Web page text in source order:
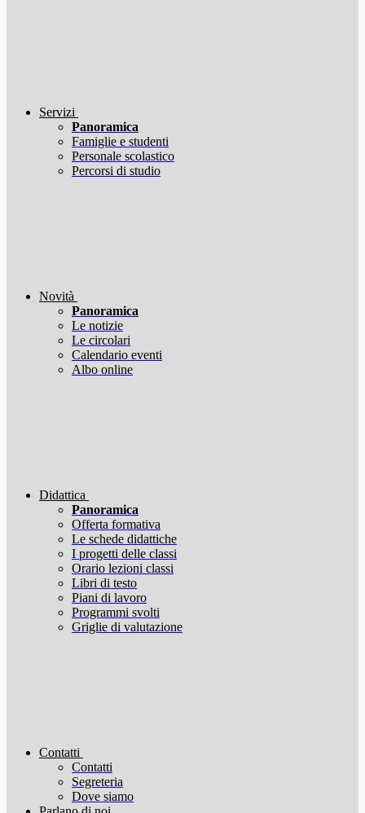
Servizi
Panoramica
Famiglie e studenti
Personale scolastico
Percorsi di studio
Novità
Panoramica
Le notizie
Le circolari
Calendario eventi
Albo online
Didattica
Panoramica
Offerta formativa
Le schede didattiche
I progetti delle classi
Orario lezioni classi
Libri di testo
Piani di lavoro
Programmi svolti
Griglie di valutazione
Contatti
Contatti
Segreteria
Dove siamo